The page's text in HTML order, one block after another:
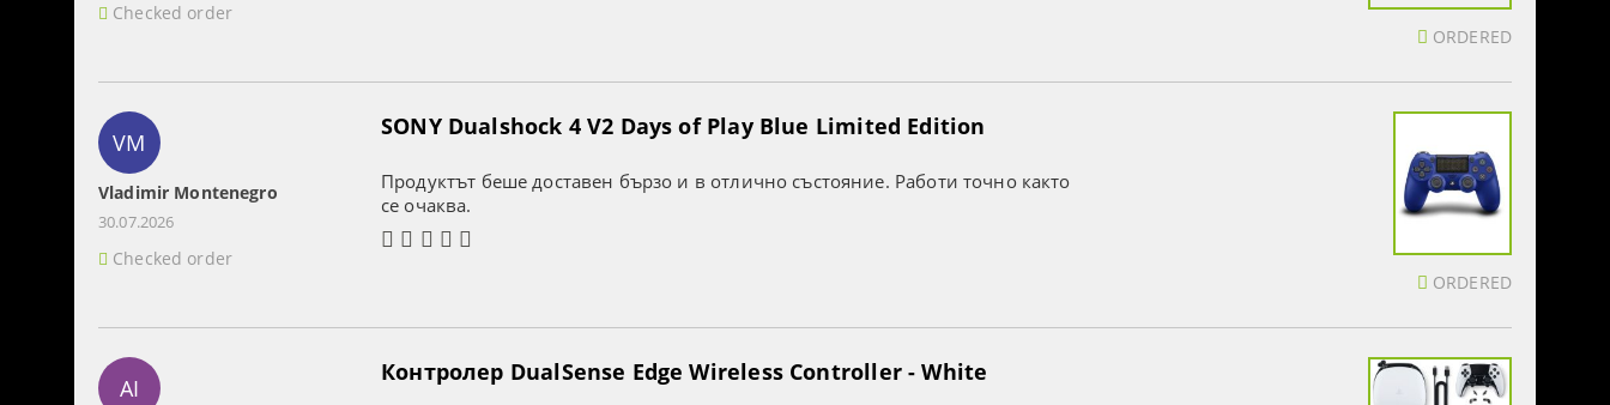
Checked order
ORDERED
VM
Vladimir Montenegro
30.07.2026
Checked order
SONY Dualshock 4 V2 Days of Play Blue Limited Edition
Продуктът беше доставен бързо и в отлично състояние. Работи точно както
се очаква.
ORDERED
AI
Контролер DualSense Edge Wireless Controller - White